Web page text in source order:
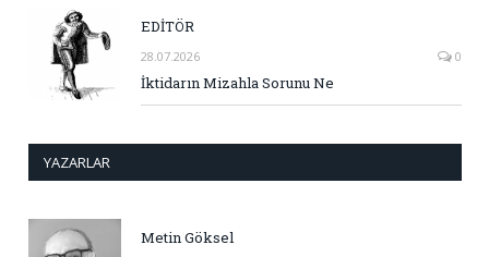
EDİTÖR
28.07.2026 0
İktidarın Mizahla Sorunu Ne
YAZARLAR
Metin Göksel